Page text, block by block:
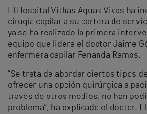
El Hospital Vithas Aguas Vivas ha
cirugía capilar a su cartera de
ya se ha realizado la primera
equipo que lidera el doctor Jaime
enfermera capilar Fenanda Ramos.
“Se trata de abordar ciertos tipos
ofrecer una opción quirúrgica a
través de otros medios, no han
problema”, ha explicado el doctor.